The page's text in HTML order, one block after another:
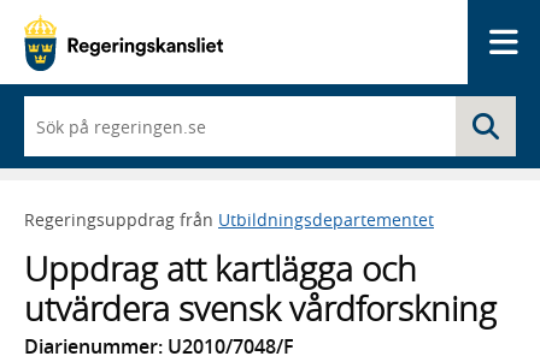
du
börjar
skriva
framträder
lista
med
sökförslag
Regeringsuppdrag från Utbildningsdepartementet
Uppdrag att kartlägga och
utvärdera svensk vårdforskning
Diarienummer: U2010/7048/F